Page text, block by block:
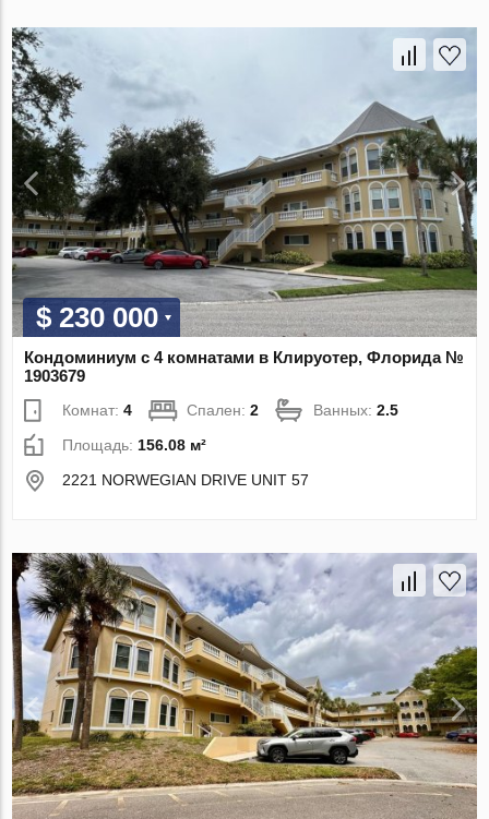
$ 230 000
Кондоминиум с 4 комнатами в Клируотер, Флорида №
1903679
Комнат:4 Спален:2 Ванных:2.5
Площадь: 156.08 м²
2221 NORWEGIAN DRIVE UNIT 57